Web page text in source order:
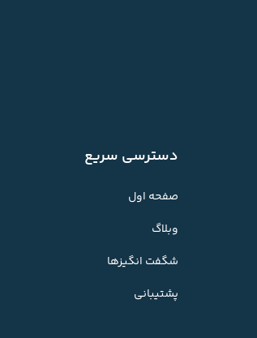
دسترسی سریع
صفحه اول
وبلاگ
شگفت انگیزها
پشتیبانی